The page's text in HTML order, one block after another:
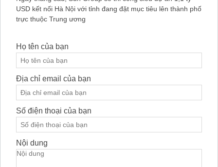
USD kết nối Hà Nội với tỉnh đang đặt mục tiêu lên thành phố
trực thuộc Trung ương
Họ tên của bạn
Địa chỉ email của bạn
Số điện thoại của bạn
Nội dung